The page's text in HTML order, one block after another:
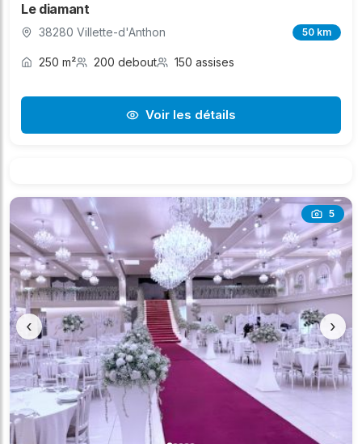
Le diamant
38280 Villette-d'Anthon 50 km
250 m² 200 debout 150 assises
Voir les détails
5
‹ ›